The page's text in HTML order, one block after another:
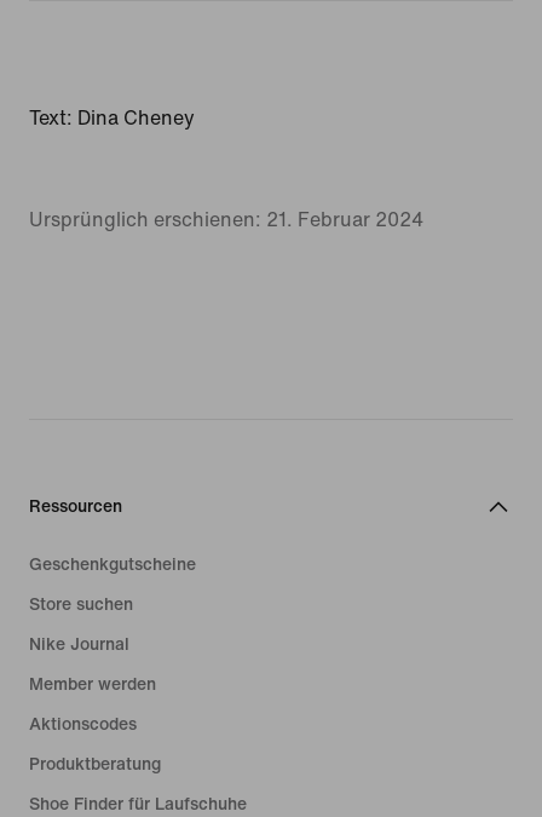
Text: Dina Cheney
Ursprünglich erschienen: 21. Februar 2024
Ressourcen
Geschenkgutscheine
Store suchen
Nike Journal
Member werden
Aktionscodes
Produktberatung
Shoe Finder für Laufschuhe